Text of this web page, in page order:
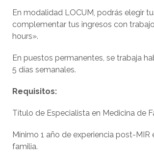
En modalidad LOCUM, podrás elegir
complementar tus ingresos con
hours».
En puestos permanentes, se trabaja
5 días semanales.
Requisitos:
Título de Especialista en Medicina de
Mínimo 1 año de experiencia post-MIR
familia.